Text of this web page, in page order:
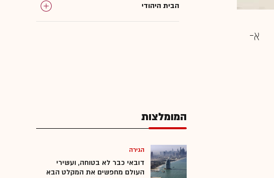
הבית היהודי
המומלצות
הגירה
דובאי כבר לא בטוחה, ועשירי
העולם מחפשים את המקלט הבא